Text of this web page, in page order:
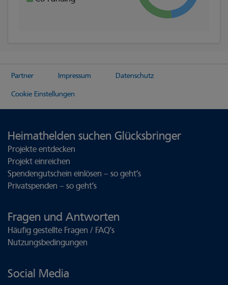
Partner Impressum Datenschutz
Cookie Einstellungen
Heimathelden suchen Glücksbringer
Projekte entdecken
Projekt einreichen
Spendengutschein einlösen – so geht’s
Privatspenden – so geht’s
Fragen und Antworten
Häufig gestellte Fragen / FAQ’s
Nutzungsbedingungen
Social Media